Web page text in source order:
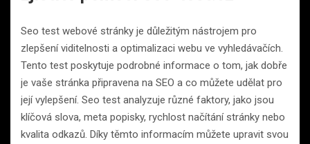
Seo test webové stránky je důležitým nástrojem pro
zlepšení viditelnosti a optimalizaci webu ve vyhledávačích.
Tento test poskytuje podrobné informace o tom, jak dobře
je vaše stránka připravena na SEO a co můžete udělat pro
její vylepšení. Seo test analyzuje různé faktory, jako jsou
klíčová slova, meta popisky, rychlost načítání stránky nebo
kvalita odkazů. Díky těmto informacím můžete upravit svou